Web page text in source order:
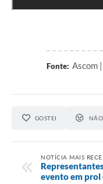
Fonte: Ascom
GOSTEI
NOTÍCIA MAIS
evento em prol